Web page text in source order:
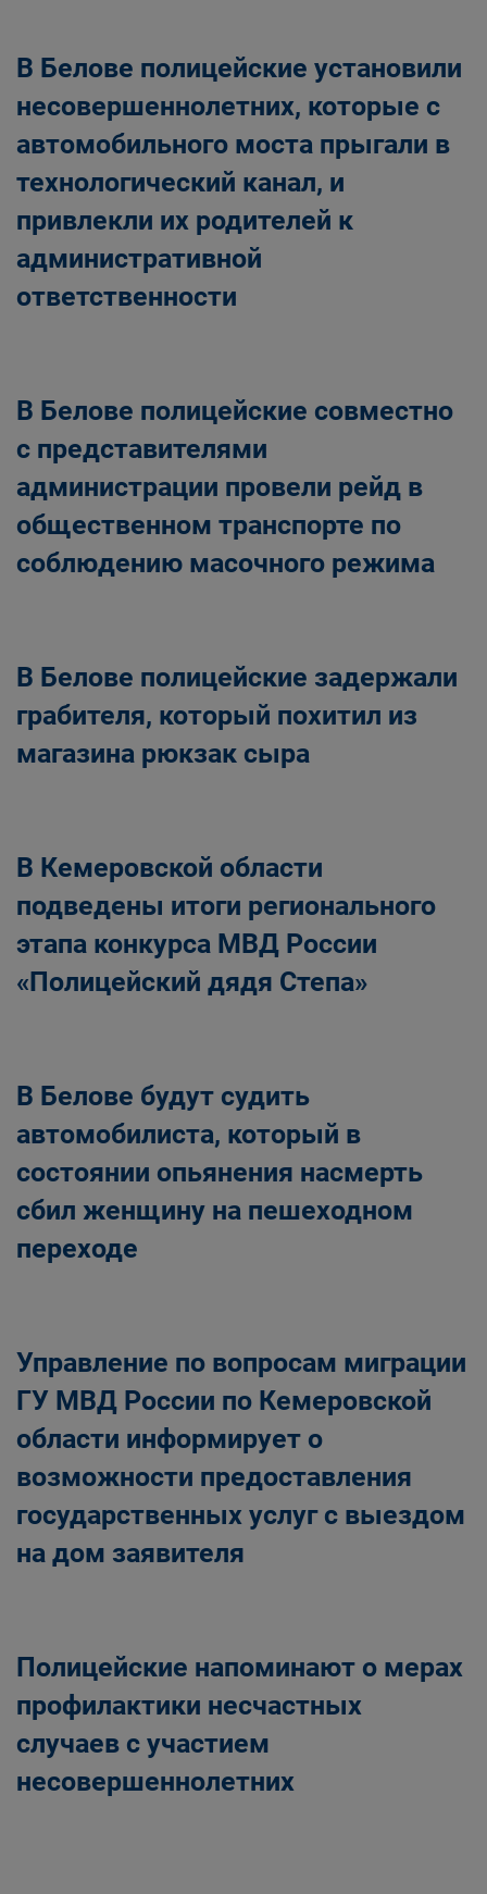
В Белове полицейские установили
несовершеннолетних, которые с
автомобильного моста прыгали в
технологический канал, и
привлекли их родителей к
административной
ответственности
В Белове полицейские совместно
с представителями
администрации провели рейд в
общественном транспорте по
соблюдению масочного режима
В Белове полицейские задержали
грабителя, который похитил из
магазина рюкзак сыра
В Кемеровской области
подведены итоги регионального
этапа конкурса МВД России
«Полицейский дядя Степа»
В Белове будут судить
автомобилиста, который в
состоянии опьянения насмерть
сбил женщину на пешеходном
переходе
Управление по вопросам миграции
ГУ МВД России по Кемеровской
области информирует о
возможности предоставления
государственных услуг с выездом
на дом заявителя
Полицейские напоминают о мерах
профилактики несчастных
случаев с участием
несовершеннолетних